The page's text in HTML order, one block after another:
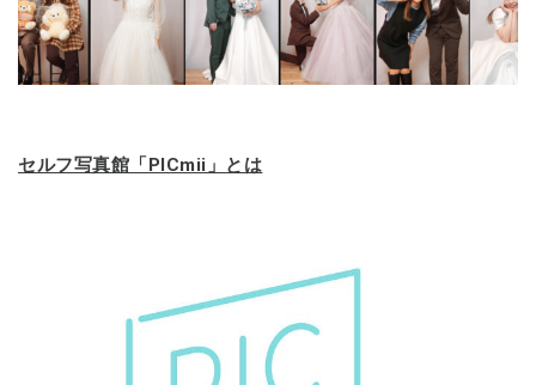
セルフ写真館「PICmii」とは